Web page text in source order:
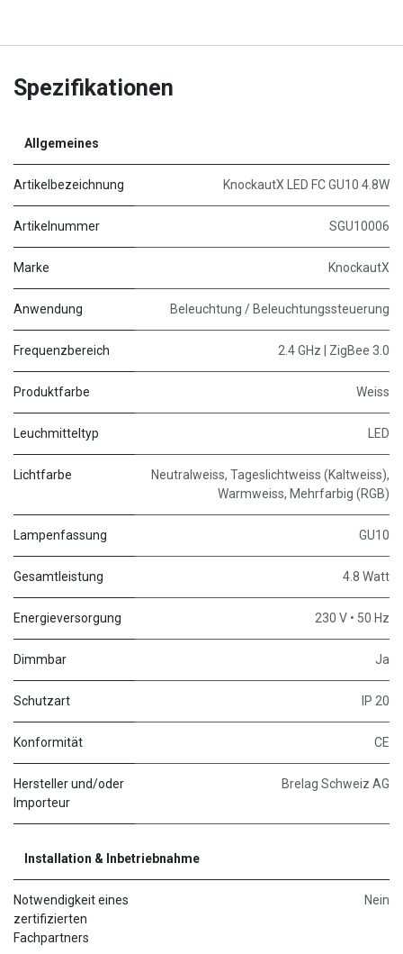
Spezifikationen
Allgemeines
Artikelbezeichnung KnockautX LED FC GU10 4.8W
Artikelnummer SGU10006
Marke KnockautX
Anwendung Beleuchtung / Beleuchtungssteuerung
Frequenzbereich 2.4 GHz | ZigBee 3.0
Produktfarbe Weiss
Leuchmitteltyp LED
Lichtfarbe
Neutralweiss, Tageslichtweiss (Kaltweiss),
Warmweiss, Mehrfarbig (RGB)
Lampenfassung GU10
Gesamtleistung 4.8 Watt
Energieversorgung 230 V • 50 Hz
Dimmbar Ja
Schutzart IP 20
Konformität CE
Hersteller und/oder
Importeur
Brelag Schweiz AG
Installation & Inbetriebnahme
Notwendigkeit eines
zertifizierten
Fachpartners
Nein